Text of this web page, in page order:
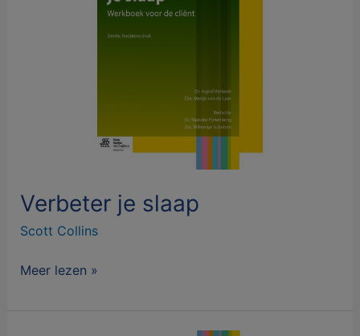
Verbeter je slaap
Scott Collins
Meer lezen »